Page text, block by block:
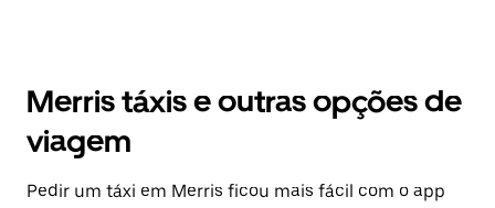
Merris táxis e outras opções de
viagem
Pedir um táxi em Merris ficou mais fácil com o app